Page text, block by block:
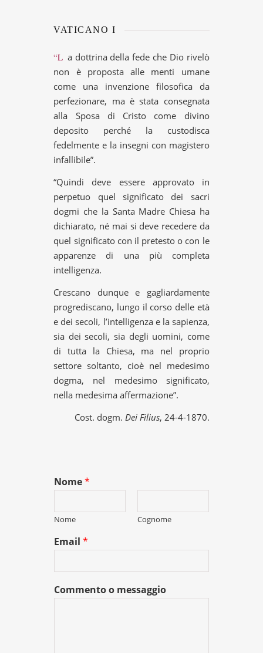
VATICANO I
“La dottrina della fede che Dio rivelò
non è proposta alle menti umane
come una invenzione filosofica da
perfezionare, ma è stata consegnata
alla Sposa di Cristo come divino
deposito perché la custodisca
fedelmente e la insegni con magistero
infallibile”.
“Quindi deve essere approvato in
perpetuo quel significato dei sacri
dogmi che la Santa Madre Chiesa ha
dichiarato, né mai si deve recedere da
quel significato con il pretesto o con le
apparenze di una più completa
intelligenza.
Crescano dunque e gagliardamente
progrediscano, lungo il corso delle età
e dei secoli, l’intelligenza e la sapienza,
sia dei secoli, sia degli uomini, come
di tutta la Chiesa, ma nel proprio
settore soltanto, cioè nel medesimo
dogma, nel medesimo significato,
nella medesima affermazione”.
Cost. dogm. Dei Filius, 24-4-1870.
Nome*
Nome Cognome
Email*
Commento o messaggio